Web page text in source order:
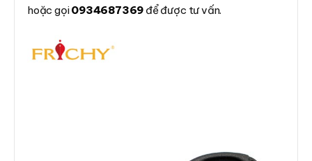
hoặc gọi0934687369 để được tư vấn.